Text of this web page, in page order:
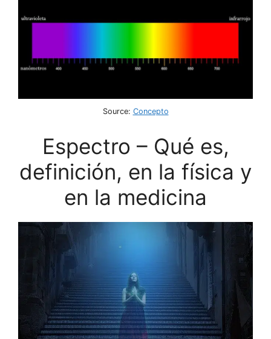
Source: Concepto
Espectro – Qué es,
definición, en la física y
en la medicina